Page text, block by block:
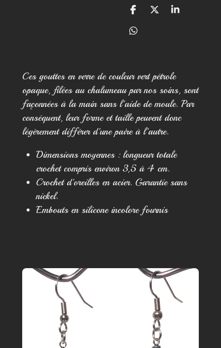
P
r
r
P
r
P
r
P
g
e
r
Ces gouttes en verre de couleur vert pétrole
opaque, filées au chalumeau par nos soins, sont
façonnées à la main sans l'aide de moule. Par
conséquent, leur forme et taille peuvent donc
légèrement différer d'une paire à l'autre.
Dimensions moyennes : longueur totale
crochet compris environ 3,5 à 4 cm.
Crochet d'oreilles en acier. Garantie sans
nickel.
Embouts en silicone incolore fournis